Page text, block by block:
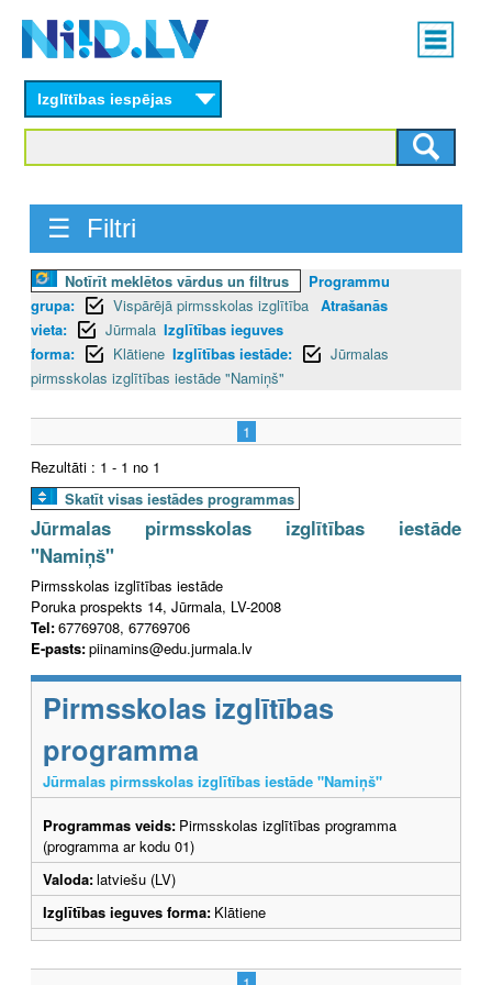
content
Main
menu
Izglītības iespējas
☰ Filtri
Notīrīt meklētos vārdus un filtrus
Programmu
grupa:
Vispārējā pirmsskolas izglītība Atrašanās
vieta:
Jūrmala Izglītības ieguves
forma:
Klātiene Izglītības iestāde:
Jūrmalas
pirmsskolas izglītības iestāde "Namiņš"
1
Rezultāti : 1 - 1 no 1
Skatīt visas iestādes programmas
Jūrmalas pirmsskolas izglītības iestāde
"Namiņš"
Pirmsskolas izglītības iestāde
Poruka prospekts 14, Jūrmala, LV-2008
Tel:67769708, 67769706
E-pasts:piinamins@edu.jurmala.lv
Pirmsskolas izglītības
programma
Jūrmalas pirmsskolas izglītības iestāde "Namiņš"
Programmas veids: Pirmsskolas izglītības programma
(programma ar kodu 01)
Valoda:latviešu (LV)
Izglītības ieguves forma: Klātiene